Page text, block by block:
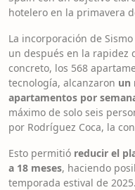
hotelero en la primavera
La incorporación de
un después en la rapidez
concreto, los 568
tecnología, alcanzaron un
apartamentos por
máximo de solo seis
por Rodríguez Coca, la
Esto permitió reducir el
a 18 meses, haciendo
temporada estival de